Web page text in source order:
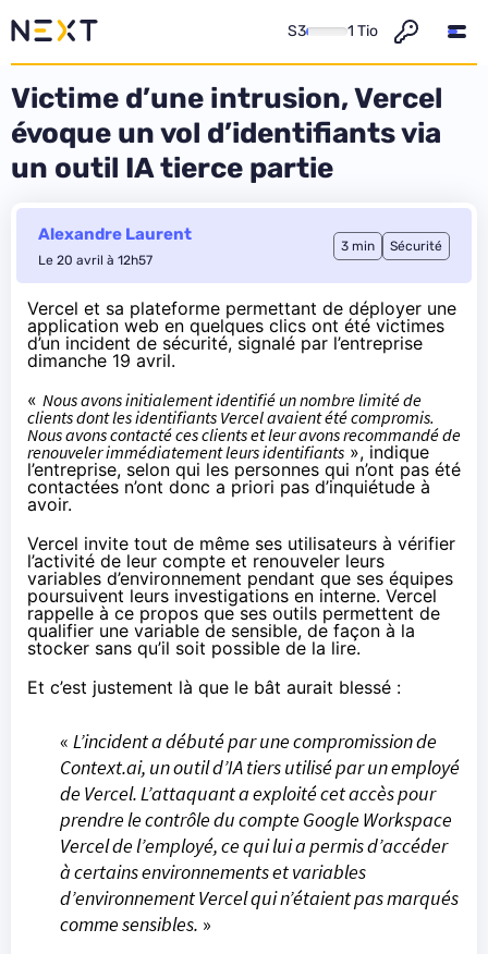
S3 1 Tio
Victime d’une intrusion, Vercel
évoque un vol d’identifiants via
un outil IA tierce partie
Alexandre Laurent
Le 20 avril à 12h57
3 min Sécurité
Vercel et sa plateforme permettant de déployer une
application web en quelques clics ont été victimes
d’un incident de sécurité, signalé par l’entreprise
dimanche 19 avril.
« Nous avons initialement identifié un nombre limité de
clients dont les identifiants Vercel avaient été compromis.
Nous avons contacté ces clients et leur avons recommandé de
renouveler immédiatement leurs identifiants », indique
l’entreprise, selon qui les personnes qui n’ont pas été
contactées n’ont donc a priori pas d’inquiétude à
avoir.
Vercel invite tout de même ses utilisateurs à vérifier
l’activité de leur compte et renouveler leurs
variables d’environnement pendant que ses équipes
poursuivent leurs investigations en interne. Vercel
rappelle à ce propos que ses outils permettent de
qualifier une variable de sensible, de façon à la
stocker sans qu’il soit possible de la lire.
Et c’est justement là que le bât aurait blessé :
« L’incident a débuté par une compromission de
Context.ai, un outil d’IA tiers utilisé par un employé
de Vercel. L’attaquant a exploité cet accès pour
prendre le contrôle du compte Google Workspace
Vercel de l’employé, ce qui lui a permis d’accéder
à certains environnements et variables
d’environnement Vercel qui n’étaient pas marqués
comme sensibles. »